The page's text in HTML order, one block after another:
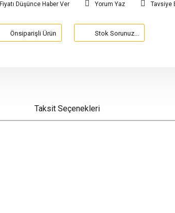
Fiyatı Düşünce Haber Ver Yorum Yaz Tavsiye
Önsiparişli Ürün Stok Sorunuz...
Taksit Seçenekleri